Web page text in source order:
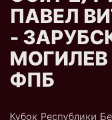
ПАВЕЛ
-
ФПБ
Кубок Республики